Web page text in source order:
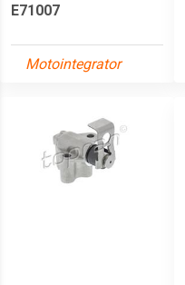
E71007
Motointegrator